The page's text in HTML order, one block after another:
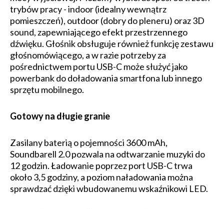
trybów pracy - indoor (idealny wewnątrz
pomieszczeń), outdoor (dobry do pleneru) oraz 3D
sound, zapewniającego efekt przestrzennego
dźwięku. Głośnik obsługuje również funkcję zestawu
głośnomówiącego, a w razie potrzeby za
pośrednictwem portu USB-C może służyć jako
powerbank do doładowania smartfona lub innego
sprzętu mobilnego.
Gotowy na długie granie
Zasilany baterią o pojemności 3600 mAh,
Soundbarell 2.0 pozwala na odtwarzanie muzyki do
12 godzin. Ładowanie poprzez port USB-C trwa
około 3,5 godziny, a poziom naładowania można
sprawdzać dzięki wbudowanemu wskaźnikowi LED.